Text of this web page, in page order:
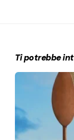
Ti potrebbe